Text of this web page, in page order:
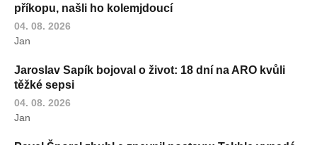
příkopu, našli ho kolemjdoucí
04. 08. 2026
Jan
Jaroslav Sapík bojoval o život: 18 dní na ARO kvůli
těžké sepsi
04. 08. 2026
Jan